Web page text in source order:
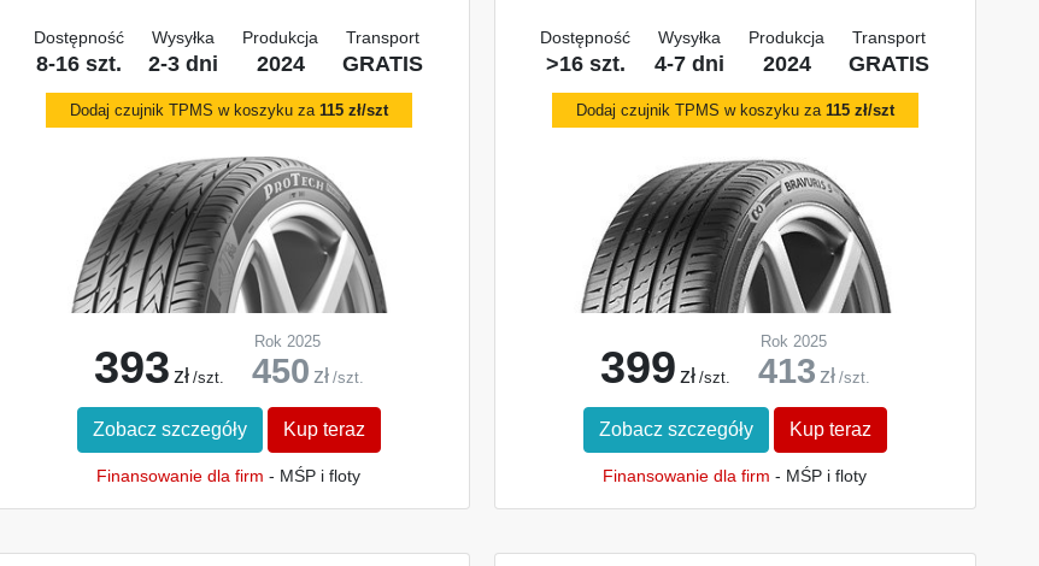
Dostępność
8-16 szt.
Wysyłka
2-3 dni
Produkcja
2024
Transport
GRATIS
Dodaj czujnik TPMS w koszyku za 115 zł/szt
393 zł /szt.
Rok 2025
450 zł /szt.
Zobacz szczegóły Kup teraz
Finansowanie dla firm - MŚP i floty
Dostępność
>16 szt.
Wysyłka
4-7 dni
Produkcja
2024
Transport
GRATIS
Dodaj czujnik TPMS w koszyku za 115 zł/szt
399 zł /szt.
Rok 2025
413 zł /szt.
Zobacz szczegóły Kup teraz
Finansowanie dla firm - MŚP i floty